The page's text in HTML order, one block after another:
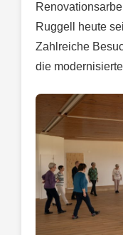
Ruggell heute
Zahlreiche
die